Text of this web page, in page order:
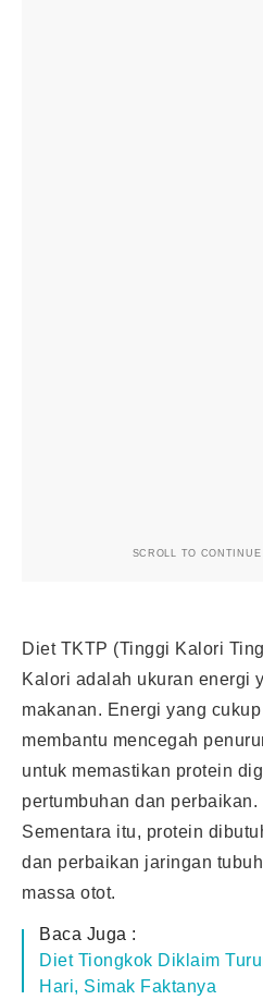
SCROLL TO
Diet TKTP (Tinggi Kalori
Kalori adalah ukuran energi
makanan. Energi yang
membantu mencegah
untuk memastikan protein
pertumbuhan dan perbaikan.
Sementara itu, protein
dan perbaikan jaringan
massa otot.
Baca Juga :
Diet Tiongkok Diklaim
Hari, Simak Faktanya